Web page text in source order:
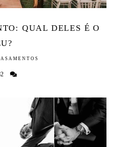
QUAL DELES É O